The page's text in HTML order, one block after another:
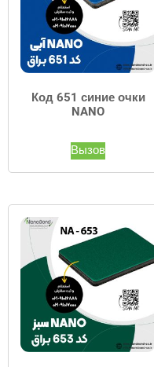
Код 651 синие очки
NANO
Вызов